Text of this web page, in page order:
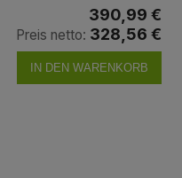
390,99 €
Preis netto: 328,56 €
IN DEN WARENKORB